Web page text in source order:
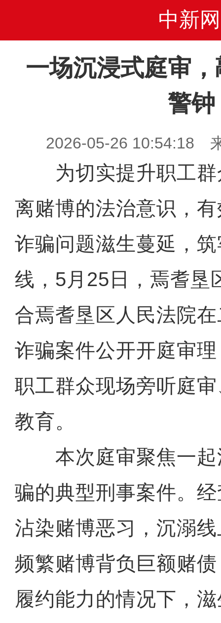
中新网
一场沉浸式庭审
警钟
2026-05-26 10:54:18
为切实提升职工群
离赌博的法治意识，
诈骗问题滋生蔓延，
线，5月25日，焉耆垦
合焉耆垦区人民法院
诈骗案件公开开庭审
职工群众现场旁听庭
教育。
本次庭审聚焦一起
骗的典型刑事案件。
沾染赌博恶习，沉溺
频繁赌博背负巨额赌
履约能力的情况下，